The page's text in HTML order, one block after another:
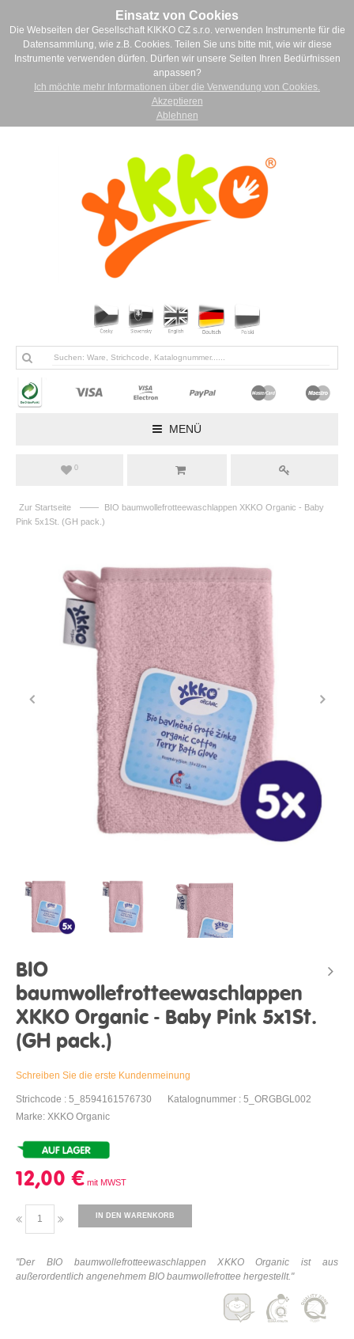
Einsatz von Cookies
Die Webseiten der Gesellschaft KIKKO CZ s.r.o. verwenden Instrumente für die
Datensammlung, wie z.B. Cookies. Teilen Sie uns bitte mit, wie wir diese
Instrumente verwenden dürfen. Dürfen wir unsere Seiten Ihren Bedürfnissen
anpassen?
Ich möchte mehr Informationen über die Verwendung von Cookies.
Akzeptieren
Ablehnen
MENÜ
0
Zur Startseite ——
BIO baumwollefrotteewaschlappen XKKO Organic - Baby
Pink 5x1St. (GH pack.)
BIO
baumwollefrotteewaschlappen
XKKO Organic - Baby Pink 5x1St.
(GH pack.)
Schreiben Sie die erste Kundenmeinung
Strichcode : 5_8594161576730
Katalognummer : 5_ORGBGL002
Marke: XKKO Organic
12,00 €
IN DEN WARENKORB
"Der BIO baumwollefrotteewaschlappen XKKO Organic ist aus
außerordentlich angenehmem BIO baumwollefrottee hergestellt."